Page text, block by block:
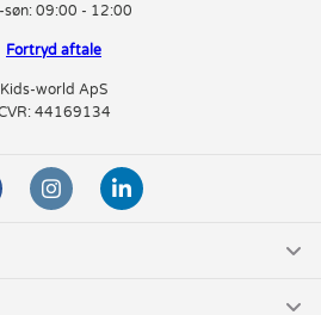
søn: 09:00 - 12:00
Fortryd aftale
Kids-world ApS
44169134